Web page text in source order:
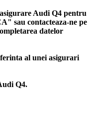
Audi Q4 pentru
sau contacteaza-ne pe
datelor
al unei asigurari
Q4.